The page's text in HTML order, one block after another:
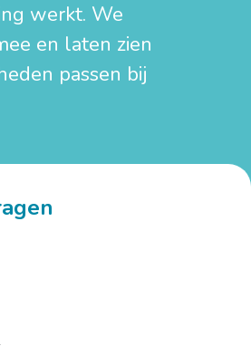
werkt. We
en laten zien
passen bij